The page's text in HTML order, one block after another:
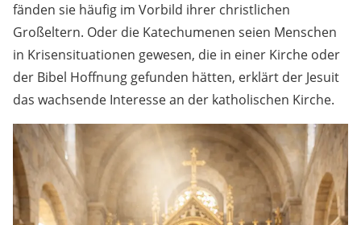
fänden sie häufig im Vorbild ihrer christlichen
Großeltern. Oder die Katechumenen seien Menschen
in Krisensituationen gewesen, die in einer Kirche oder
der Bibel Hoffnung gefunden hätten, erklärt der Jesuit
das wachsende Interesse an der katholischen Kirche.